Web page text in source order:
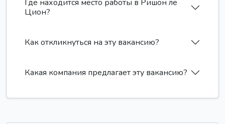
Где находится место работы в Ришон ле
Цион?
Как откликнуться на эту вакансию?
Какая компания предлагает эту вакансию?